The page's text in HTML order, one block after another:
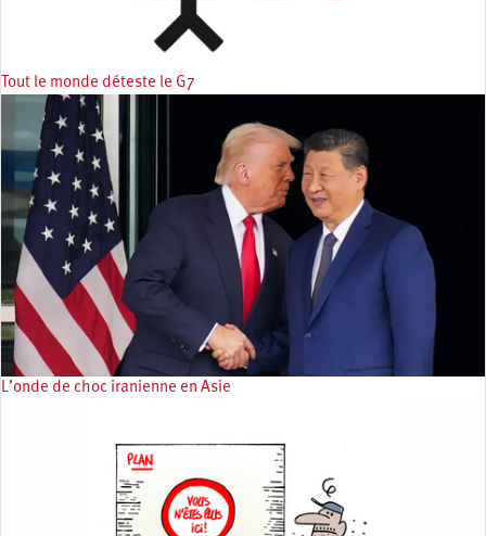
Tout le monde déteste le G7
L’onde de choc iranienne en Asie